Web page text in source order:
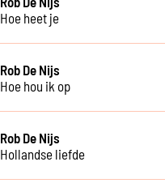
Hoe heet je
Rob De Nijs
Hoe hou ik op
Rob De Nijs
Hollandse liefde